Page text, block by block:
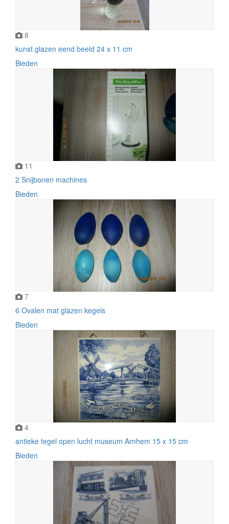
8
kunst glazen eend beeld 24 x 11 cm
Bieden
11
2 Snijbonen machines
Bieden
7
6 Ovalen mat glazen kegels
Bieden
4
antieke tegel open lucht museum Arnhem 15 x 15 cm
Bieden